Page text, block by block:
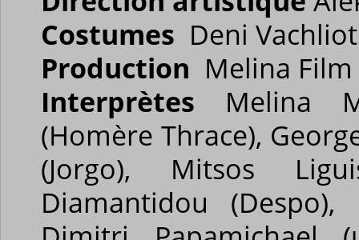
Costumes Deni
Production Melina Film
Interprètes Melina
(Homère Thrace),
(Jorgo), Mitsos
Diamantidou (Despo),